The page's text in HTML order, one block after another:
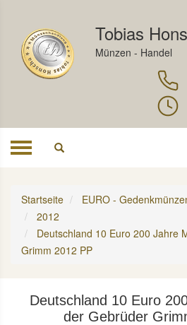
Tobias
Münzen - Handel
Toggle
Startseite EURO -
2012
Deutschland 10 Euro 200 Jahre
Grimm 2012 PP
Deutschland 10 Euro
der Gebrüder